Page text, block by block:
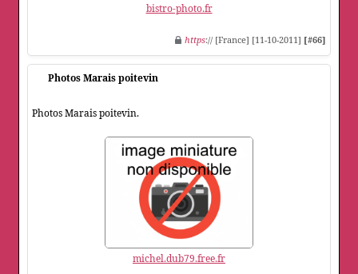
bistro-photo.fr
https:// [France] [11-10-2011] [#66]
Photos Marais poitevin
Photos Marais poitevin.
michel.dub79.free.fr